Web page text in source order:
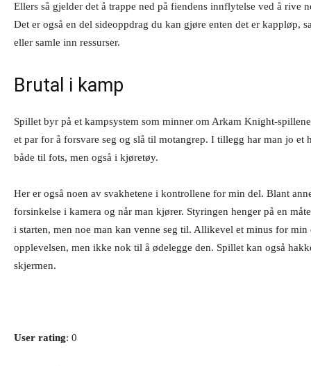
Ellers så gjelder det å trappe ned på fiendens innflytelse ved å rive
Det er også en del sideoppdrag du kan gjøre enten det er kappløp,
eller samle inn ressurser.
Brutal i kamp
Spillet byr på et kampsystem som minner om Arkam Knight-
et par for å forsvare seg og slå til motangrep. I tillegg har man jo et
både til fots, men også i kjøretøy.
Her er også noen av svakhetene i kontrollene for min del. Blant
forsinkelse i kamera og når man kjører. Styringen henger på en
i starten, men noe man kan venne seg til. Allikevel et minus for
opplevelsen, men ikke nok til å ødelegge den. Spillet kan også
skjermen.
User rating: 0